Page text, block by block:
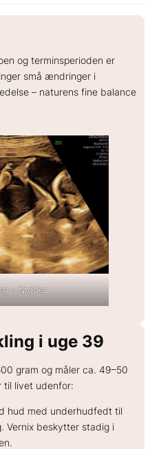
humøret?
og terminsperioden er
små ændringer i
– naturens fine balance
– fødder
i uge 39
gram og måler ca. 49–50
livet udenfor:
hud med underhudfedt til
Vernix beskytter stadig i